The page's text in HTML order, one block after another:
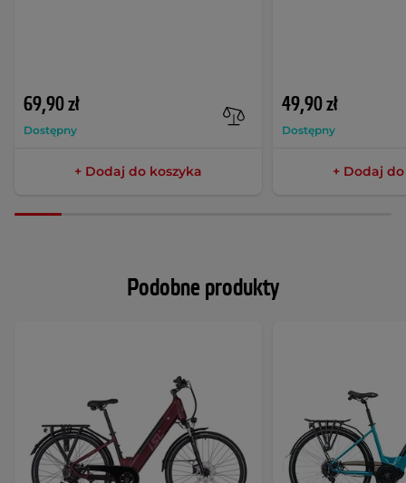
69,90 zł
Dostępny
+ Dodaj do koszyka
49,90 zł
Dostępny
+ Dodaj
Podobne produkty